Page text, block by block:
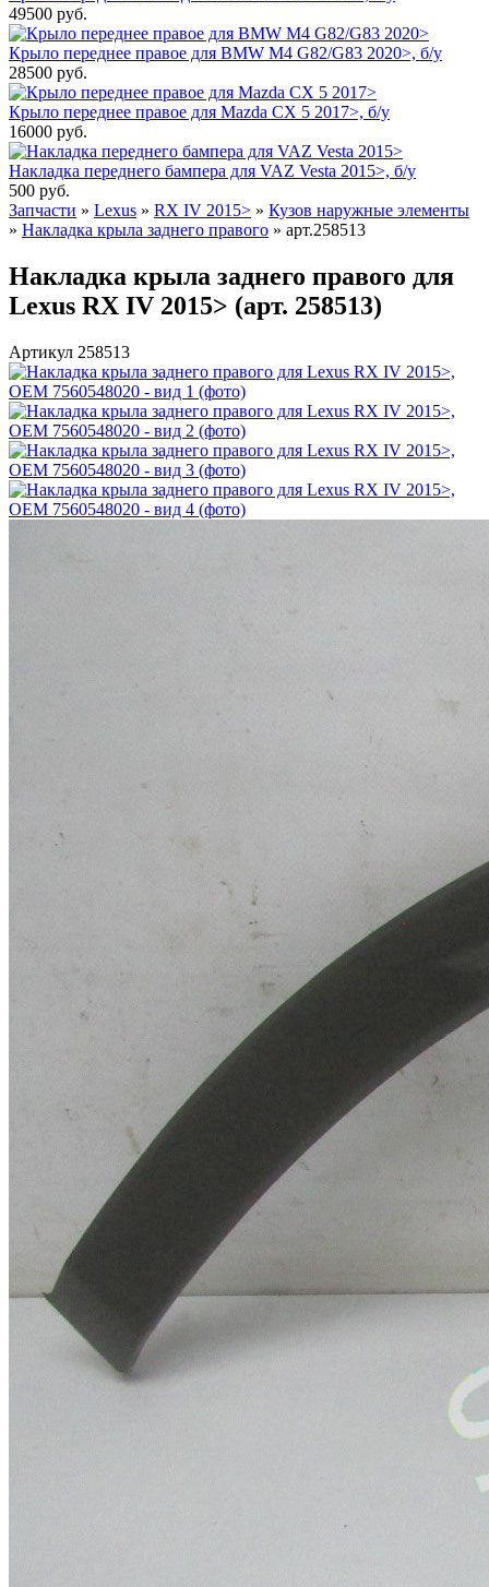
49500 руб.
Крыло переднее правое для BMW M4 G82/G83 2020>, б/у
28500 руб.
Крыло переднее правое для Mazda CX 5 2017>, б/у
16000 руб.
Накладка переднего бампера для VAZ Vesta 2015>, б/у
500 руб.
Запчасти » Lexus » RX IV 2015> » Кузов наружные элементы
» Накладка крыла заднего правого » арт.258513
Накладка крыла заднего правого для
Lexus RX IV 2015> (арт. 258513)
Артикул 258513